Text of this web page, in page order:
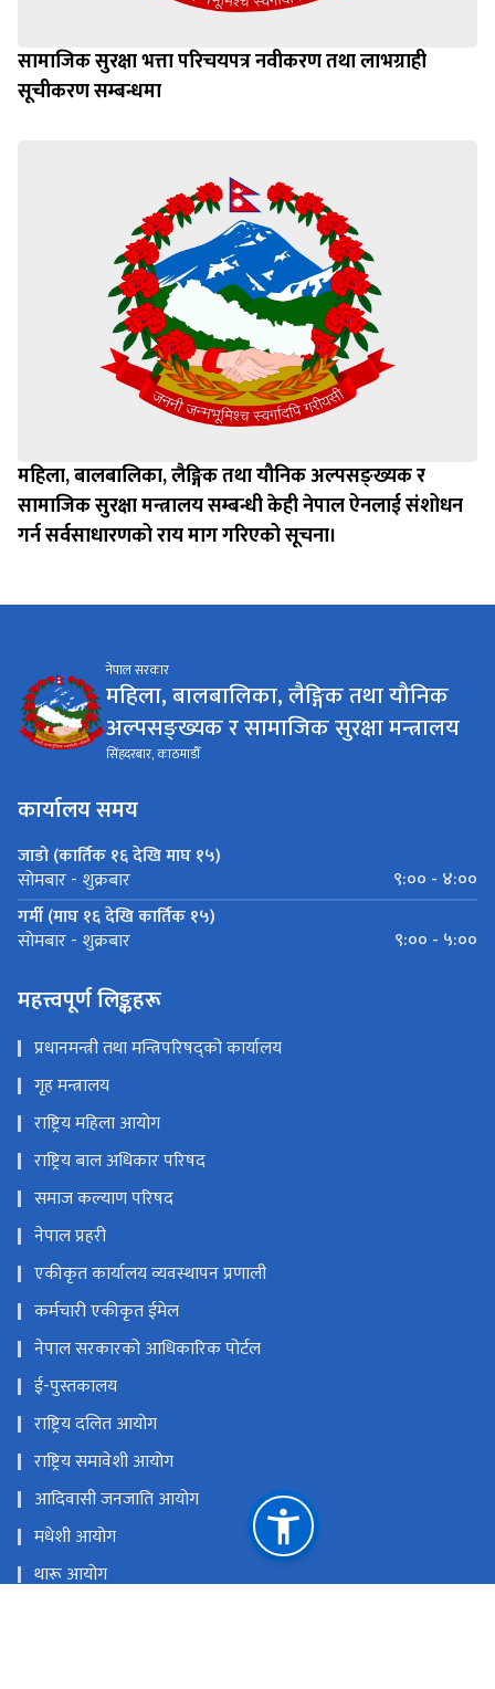
सामाजिक सुरक्षा भत्ता परिचयपत्र नवीकरण तथा लाभग्राही
सूचीकरण सम्बन्धमा
महिला, बालबालिका, लैङ्गिक तथा यौनिक अल्पसङ्ख्यक र
सामाजिक सुरक्षा मन्त्रालय सम्बन्धी केही नेपाल ऐनलाई संशोधन
गर्न सर्वसाधारणको राय माग गरिएको सूचना।
नेपाल सरकार
महिला, बालबालिका, लैङ्गिक तथा यौनिक
अल्पसङ्ख्यक र सामाजिक सुरक्षा मन्त्रालय
सिंहदरबार, काठमाडौँ
कार्यालय समय
जाडो (कार्तिक १६ देखि माघ १५)
सोमबार - शुक्रबार
९:०० - ४:००
गर्मी (माघ १६ देखि कार्तिक १५)
सोमबार - शुक्रबार ९:०० - ५:००
महत्त्वपूर्ण लिङ्कहरू
प्रधानमन्त्री तथा मन्त्रिपरिषद्को कार्यालय
गृह मन्त्रालय
राष्ट्रिय महिला आयोग
राष्ट्रिय बाल अधिकार परिषद
समाज कल्याण परिषद
नेपाल प्रहरी
एकीकृत कार्यालय व्यवस्थापन प्रणाली
कर्मचारी एकीकृत ईमेल
नेपाल सरकारको आधिकारिक पोर्टल
ई-पुस्तकालय
राष्ट्रिय दलित आयोग
राष्ट्रिय समावेशी आयोग
आदिवासी जनजाति आयोग
मधेशी आयोग
थारू आयोग